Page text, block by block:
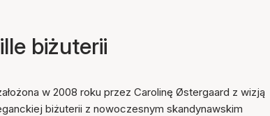
biżuterii
w 2008 roku przez Carolinę Østergaard z wizją
biżuterii z nowoczesnym skandynawskim